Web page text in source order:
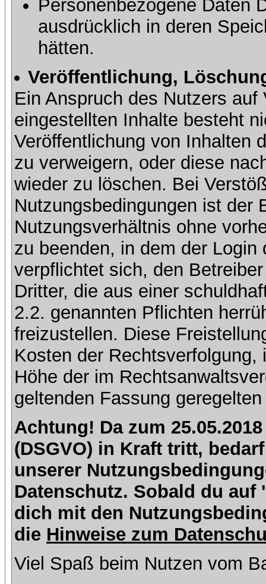
Personenbezogene Daten
ausdrücklich in deren
hätten.
Veröffentlichung,
Ein Anspruch des Nutzers
eingestellten Inhalte besteht
Veröffentlichung von Inhalten
zu verweigern, oder diese
wieder zu löschen. Bei
Nutzungsbedingungen ist der
Nutzungsverhältnis ohne
zu beenden, in dem der
verpflichtet sich, den
Dritter, die aus einer
2.2. genannten Pflichten
freizustellen. Diese
Kosten der
Höhe der im
geltenden Fassung
Achtung! Da zum
(DSGVO) in Kraft tritt,
unserer
Datenschutz. Sobald du
dich mit den
die Hinweise zum
Viel Spaß beim Nutzen vom